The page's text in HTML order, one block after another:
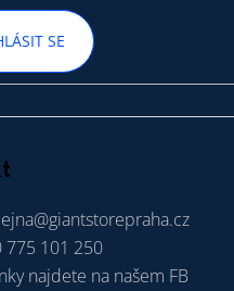
SE
@giantstorepraha.cz
775 101 250
najdete na našem FB